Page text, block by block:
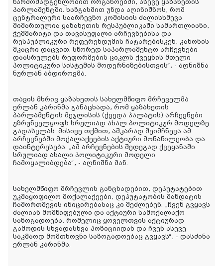
წარმომადგენლობით ორგანოებში, ასევე ყაზახეთის
პარლამენტში. ხაზგასმით უნდა აღინიშნოს, რომ
ცენტრალური საარჩევნო კომისიის ძალისხმევა
მიმართულია ყაზახეთის რესპუბლიკაში სამართლიანი,
ჭეშმარიტი და თავისუფალი არჩევნებისა და
რესპუბლიკური რეფერენდუმის ჩატარებისკენ, კანონის
მკაცრი დაცვით. სწორედ საპარლამენტო არჩევნები
დაასრულებს რეფორმების ციკლს ქვეყნის მთელი
პოლიტიკური სისტემის მოდერნიზებისთვის“, - აღნიშნა
ნურლან აბდიროვმა.
თავის მხრივ ყაზახეთის სახელმწიფო მრჩეველმა
ერლან კარინმა განაცხადა, რომ ყაზახეთის
პარლამენტის მეჯლისის (ქვედა პალატის) არჩევნები
უზრუნველყოფს სრულიად ახალ პოლიტიკურ მოდელზე
გადასვლას. მისივე თქმით, აშკარად შეიმჩნევა ამ
არჩევნებში მოქალაქეების აქტიური მონაწილეობა და
დაინტერესება. „ამ არჩევნების შედეგად ქვეყანაში
სრულიად ახალი პოლიტიკური მოდელი
ჩამოყალიბდება“, - აღნიშნა მან.
სახელმწიფო მრჩევლის განცხადებით, დეპუტატებით
უკმაყოფილო მოქალაქეები, დეპუტატობის მანდატის
ჩამორთმევის ინიცირებასაც კი შეძლებენ. „ჩვენ გვყავს
ძალიან მომწიფებული და აქტიური სამოქალაქო
საზოგადოება, რომელიც ყოველთვის აქტიურად
გამოდის სხვადასხვა პოზიციიდან და ჩვენ ასევე
საკმაოდ მომთხოვნი საზოგადოებაც გვყავს“, - დასძინა
ერლან კარინმა.